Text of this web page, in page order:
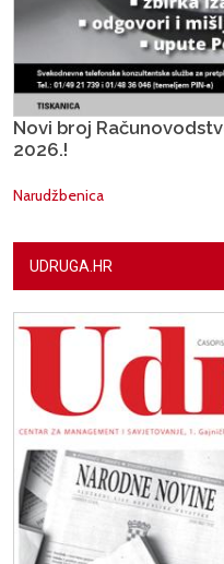
Novi broj
2026.!
Narudžbenica
UDRUGA.HR